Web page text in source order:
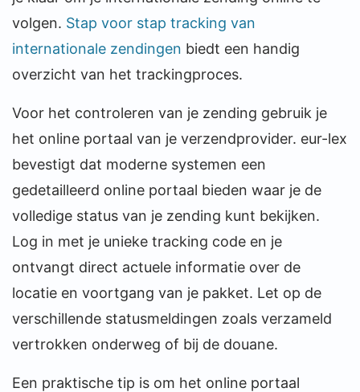
volgen. Stap voor stap tracking van
internationale zendingen biedt een handig
overzicht van het trackingproces.
Voor het controleren van je zending gebruik je
het online portaal van je verzendprovider. eur-lex
bevestigt dat moderne systemen een
gedetailleerd online portaal bieden waar je de
volledige status van je zending kunt bekijken.
Log in met je unieke tracking code en je
ontvangt direct actuele informatie over de
locatie en voortgang van je pakket. Let op de
verschillende statusmeldingen zoals verzameld
vertrokken onderweg of bij de douane.
Een praktische tip is om het online portaal